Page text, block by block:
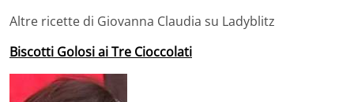
Altre ricette di Giovanna Claudia su Ladyblitz
Biscotti Golosi ai Tre Cioccolati